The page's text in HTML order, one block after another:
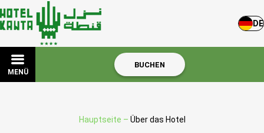
DE
MENÜ
BUCHEN
Hauptseite – Über das Hotel